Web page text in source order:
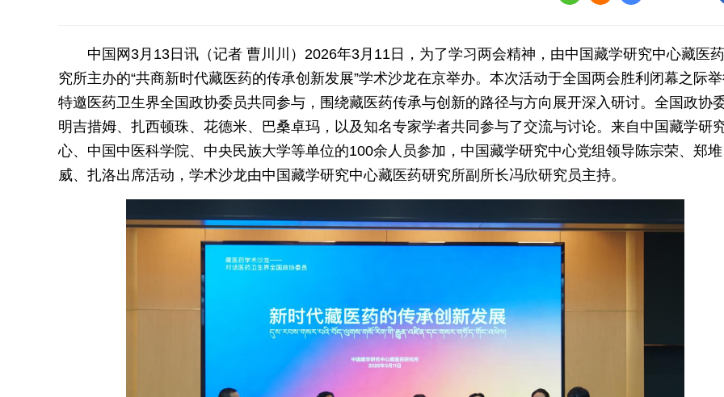
中国网3月13日讯（记者 曹川川）2026年3月11日，为了学习两会精神，由中国藏学研究中心藏医
究所主办的“共商新时代藏医药的传承创新发展”学术沙龙在京举办。本次活动于全国两会胜利闭幕之际举
特邀医药卫生界全国政协委员共同参与，围绕藏医药传承与创新的路径与方向展开深入研讨。全国政协
明吉措姆、扎西顿珠、花德米、巴桑卓玛，以及知名专家学者共同参与了交流与讨论。来自中国藏学研
心、中国中医科学院、中央民族大学等单位的100余人员参加，中国藏学研究中心党组领导陈宗荣、郑堆
威、扎洛出席活动，学术沙龙由中国藏学研究中心藏医药研究所副所长冯欣研究员主持。